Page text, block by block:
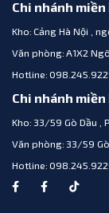
Chi nhánh miền
Kho: Cảng Hà Nội ,
Văn phòng: A1X2
Hotline:
Chi nhánh miền
Kho: 33/59 Gò Dầu ,
Văn phòng: 33/59 Gò
Hotline: